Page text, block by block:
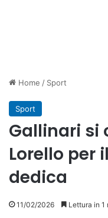
Home / Sport
Sport
Gallinari si
Lorello per
dedica
11/02/2026 Lettura in 1